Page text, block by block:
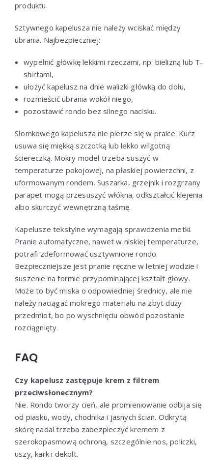
produktu.
Sztywnego kapelusza nie należy wciskać między
ubrania. Najbezpieczniej:
wypełnić główkę lekkimi rzeczami, np. bielizną lub T-
shirtami,
ułożyć kapelusz na dnie walizki główką do dołu,
rozmieścić ubrania wokół niego,
pozostawić rondo bez silnego nacisku.
Słomkowego kapelusza nie pierze się w pralce. Kurz
usuwa się miękką szczotką lub lekko wilgotną
ściereczką. Mokry model trzeba suszyć w
temperaturze pokojowej, na płaskiej powierzchni, z
uformowanym rondem. Suszarka, grzejnik i rozgrzany
parapet mogą przesuszyć włókna, odkształcić klejenia
albo skurczyć wewnętrzną taśmę.
Kapelusze tekstylne wymagają sprawdzenia metki.
Pranie automatyczne, nawet w niskiej temperaturze,
potrafi zdeformować usztywnione rondo.
Bezpieczniejsze jest pranie ręczne w letniej wodzie i
suszenie na formie przypominającej kształt głowy.
Może to być miska o odpowiedniej średnicy, ale nie
należy naciągać mokrego materiału na zbyt duży
przedmiot, bo po wyschnięciu obwód pozostanie
rozciągnięty.
FAQ
Czy kapelusz zastępuje krem z filtrem
przeciwsłonecznym?
Nie. Rondo tworzy cień, ale promieniowanie odbija się
od piasku, wody, chodnika i jasnych ścian. Odkrytą
skórę nadal trzeba zabezpieczyć kremem z
szerokopasmową ochroną, szczególnie nos, policzki,
uszy, kark i dekolt.